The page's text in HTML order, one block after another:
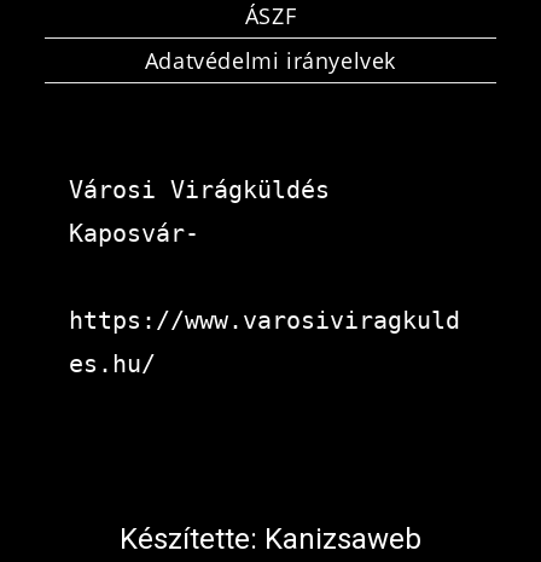
ÁSZF
Adatvédelmi irányelvek
Városi Virágküldés
Kaposvár-
https://www.varosiviragkuld
es.hu/
Készítette: Kanizsaweb